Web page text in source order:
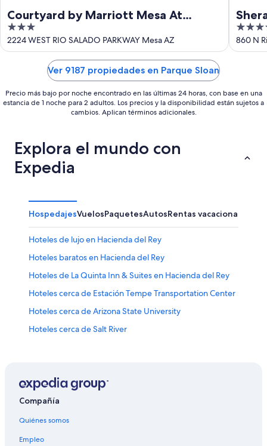
Courtyard by Marriott Mesa At
Wrigleyville West
3
out
of
2224 WEST RIO SALADO PARKWAY Mesa AZ
West
3.5
out
of
860 N
Ver 9187 propiedades en Parque Sloan
Precio más bajo por noche encontrado en las últimas 24 horas, con base en una
estancia de 1 noche para 2 adultos. Los precios y la disponibilidad están sujetos a
cambios. Aplican términos adicionales.
Explora el mundo con
Expedia
HospedajesVuelosPaquetesAutosRentas vacacionales
Hoteles de lujo en Hacienda del Rey
Hoteles baratos en Hacienda del Rey
Hoteles de La Quinta Inn & Suites en Hacienda del Rey
Hoteles cerca de Estación Tempe Transportation Center
Hoteles cerca de Arizona State University
Hoteles cerca de Salt River
Apache Boulevard
Moteles en Estación de metro de Dorsey Ln - Apache
Boulevard
Hoteles cerca de Anfiteatro de Mesa
Hoteles en Scottsdale Casitas
Compañía
Quiénes somos
Empleo